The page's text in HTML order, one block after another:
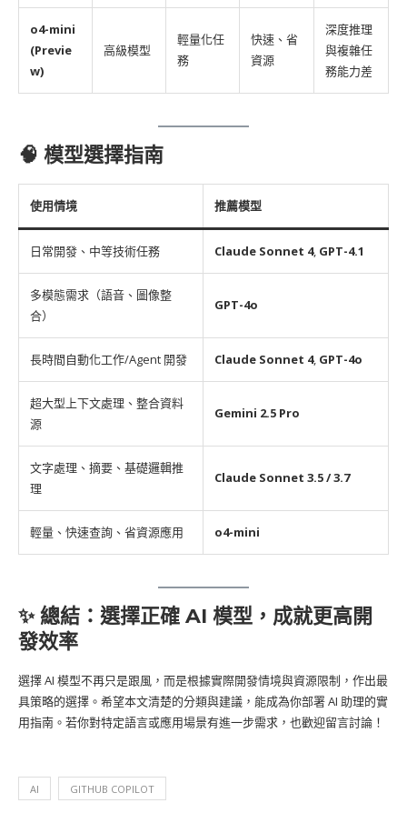
o4-mini
(Previe
w)
高級模型
輕量化任
務
快速、省
資源
深度推理
與複雜任
務能力差
🧠 模型選擇指南
使用情境 推薦模型
日常開發、中等技術任務 Claude Sonnet 4, GPT-4.1
多模態需求（語音、圖像整
合）
GPT-4o
長時間自動化工作/Agent 開發 Claude Sonnet 4, GPT-4o
超大型上下文處理、整合資料
源
Gemini 2.5 Pro
文字處理、摘要、基礎邏輯推
理
Claude Sonnet 3.5 / 3.7
輕量、快速查詢、省資源應用 o4-mini
✨ 總結：選擇正確 AI 模型，成就更高開
發效率
選擇 AI 模型不再只是跟風，而是根據實際開發情境與資源限制，作出最
具策略的選擇。希望本文清楚的分類與建議，能成為你部署 AI 助理的實
用指南。若你對特定語言或應用場景有進一步需求，也歡迎留言討論！
AI GITHUB COPILOT